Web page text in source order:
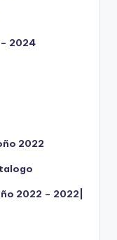
2024
2022
2022 – 2022|